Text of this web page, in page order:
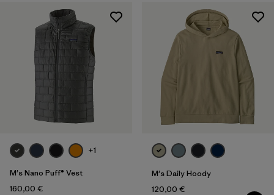
+1
M's Nano Puff® Vest
160,00 €
M's Daily Hoody
120,00 €